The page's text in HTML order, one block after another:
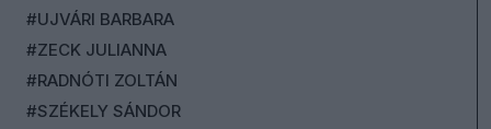
#UJVÁRI BARBARA
#ZECK JULIANNA
#RADNÓTI ZOLTÁN
#SZÉKELY SÁNDOR